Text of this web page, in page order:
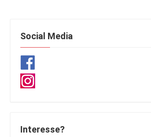
Social Media
Interesse?